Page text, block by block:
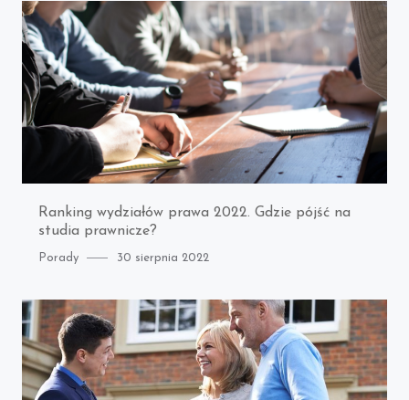
Ranking wydziałów prawa 2022. Gdzie pójść na
studia prawnicze?
Category
Porady
Posted
30 sierpnia 2022